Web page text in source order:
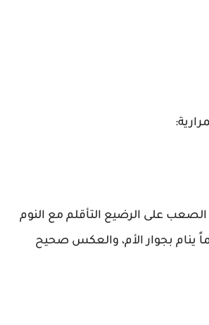
على الرضيع التأقلم مع النوم
ينام بجوار الأم، والعكس صحيح